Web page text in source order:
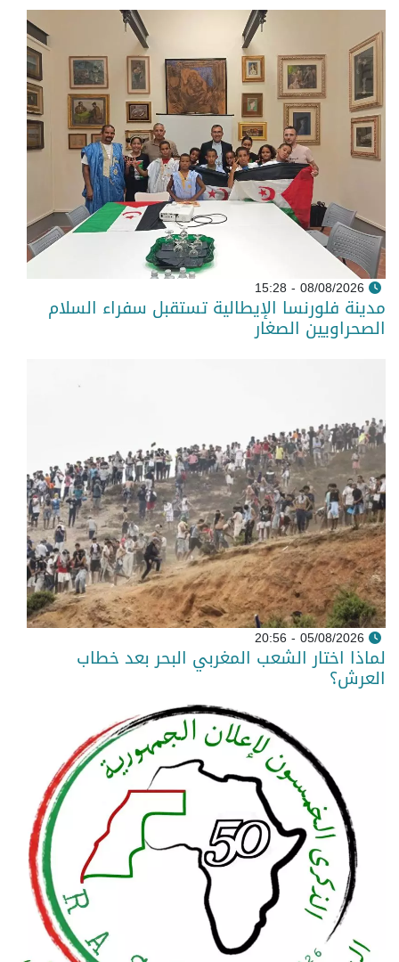
08/08/2026 - 15:28
مدينة فلورنسا الإيطالية تستقبل سفراء السلام
الصحراويين الصغار
05/08/2026 - 20:56
لماذا اختار الشعب المغربي البحر بعد خطاب
العرش؟